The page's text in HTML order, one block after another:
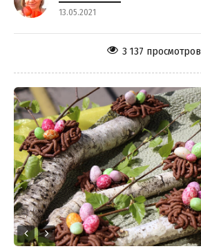
13.05.2021
3 137 просмотров